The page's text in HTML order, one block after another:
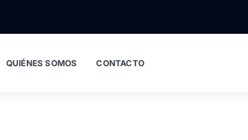
QUIÉNES SOMOS CONTACTO